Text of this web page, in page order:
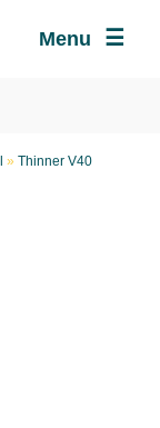
Menu
»Thinner V40